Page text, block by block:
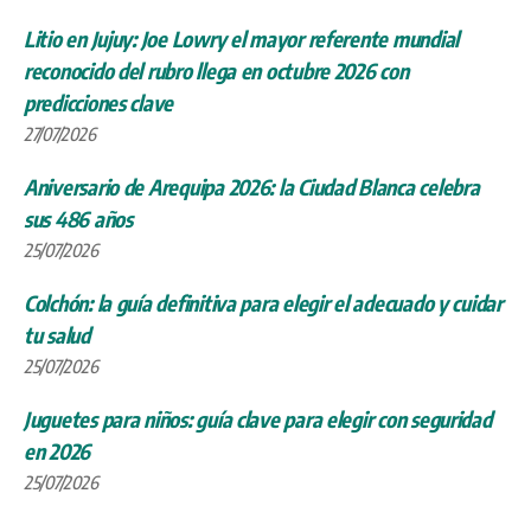
Litio en Jujuy: Joe Lowry el mayor referente mundial
reconocido del rubro llega en octubre 2026 con
predicciones clave
27/07/2026
Aniversario de Arequipa 2026: la Ciudad Blanca celebra
sus 486 años
25/07/2026
Colchón: la guía definitiva para elegir el adecuado y cuidar
tu salud
25/07/2026
Juguetes para niños: guía clave para elegir con seguridad
en 2026
25/07/2026